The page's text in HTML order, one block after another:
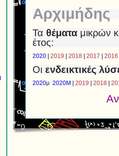
Αρχιμήδης
Ταθέματα μικρών
έτος:
2020 |2019 |2018 |2017 |2016
Οιενδεικτικές
2020μ2020Μ |2019 |2018 |